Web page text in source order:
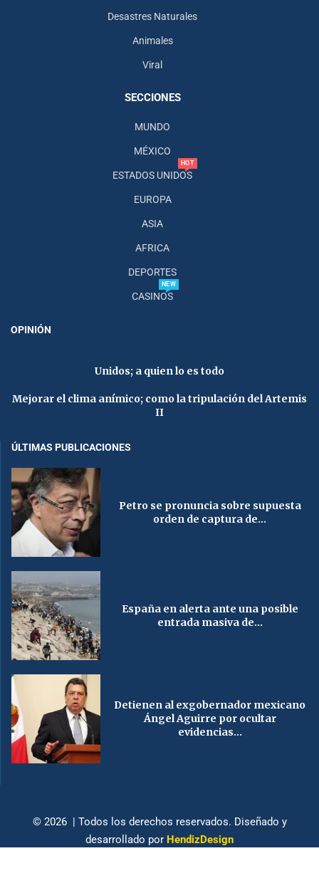
Desastres Naturales
Animales
Viral
SECCIONES
MUNDO
MÉXICO
ESTADOS UNIDOS
HOT
EUROPA
ASIA
AFRICA
DEPORTES
CASINOS
NEW
OPINIÓN
Unidos; a quien lo es todo
Mejorar el clima anímico; como la tripulación del Artemis
II
ÚLTIMAS PUBLICACIONES
Petro se pronuncia sobre supuesta
orden de captura de...
España en alerta ante una posible
entrada masiva de...
Detienen al exgobernador mexicano
Ángel Aguirre por ocultar
evidencias...
© 2026 | Todos los derechos reservados. Diseñado y
desarrollado por HendizDesign